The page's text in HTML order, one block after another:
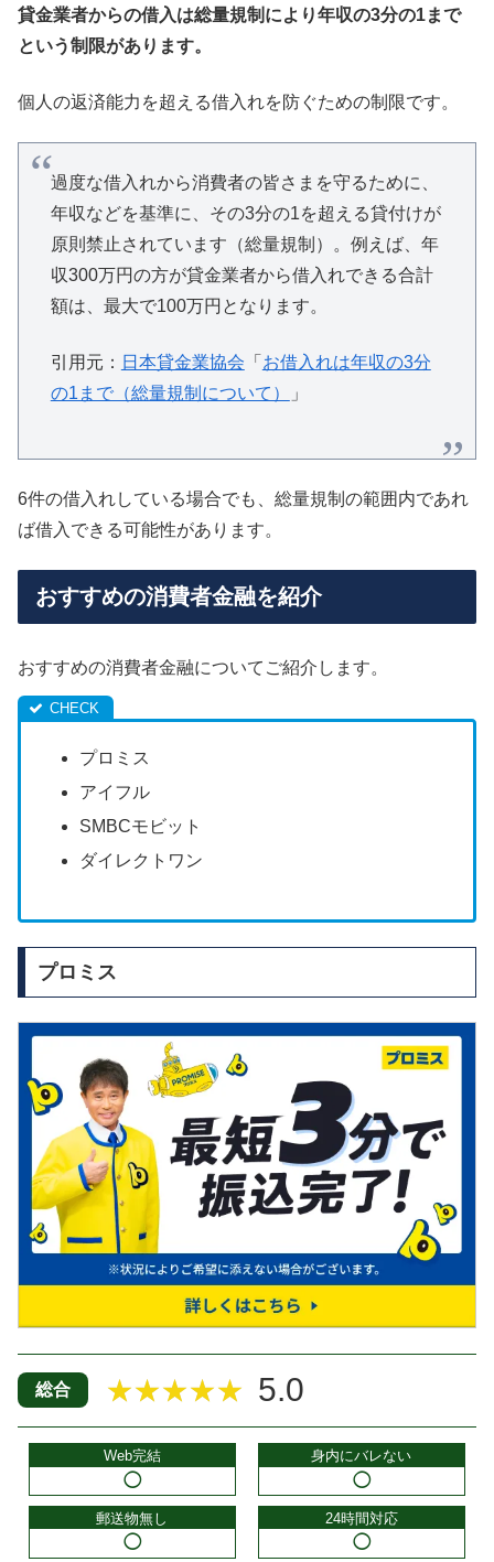
貸金業者からの借入は総量規制により年収の3分の1まで
という制限があります。
個人の返済能力を超える借入れを防ぐための制限です。
過度な借入れから消費者の皆さまを守るために、
年収などを基準に、その3分の1を超える貸付けが
原則禁止されています（総量規制）。例えば、年
収300万円の方が貸金業者から借入れできる合計
額は、最大で100万円となります。
引用元： 日本貸金業協会 「 お借入れは年収の3分
の1まで（総量規制について）
」
6件の借入れしている場合でも、総量規制の範囲内であれ
ば借入できる可能性があります。
おすすめの消費者金融を紹介
おすすめの消費者金融についてご紹介します。
プロミス
アイフル
SMBCモビット
ダイレクトワン
プロミス
総合 ★★★★★ 5.0
Web完結
◯
身内にバレない
◯
郵送物無し
◯
24時間対応
◯